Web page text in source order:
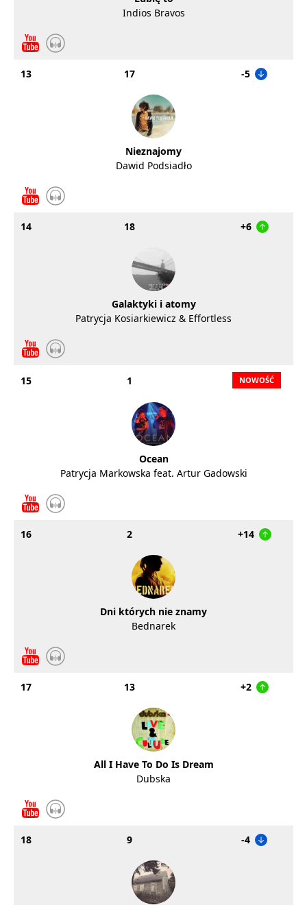
Indios Bravos
13 17 -5
Nieznajomy
Dawid Podsiadło
14 18 +6
Galaktyki i atomy
Patrycja Kosiarkiewicz & Effortless
15 1
Ocean
Patrycja Markowska feat. Artur Gadowski
16 2 +14
Dni których nie znamy
Bednarek
17 13 +2
All I Have To Do Is Dream
Dubska
18 9 -4